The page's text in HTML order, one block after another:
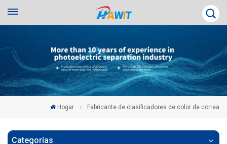
Hogar Fabricante de clasificadores de color de correa
Categorías